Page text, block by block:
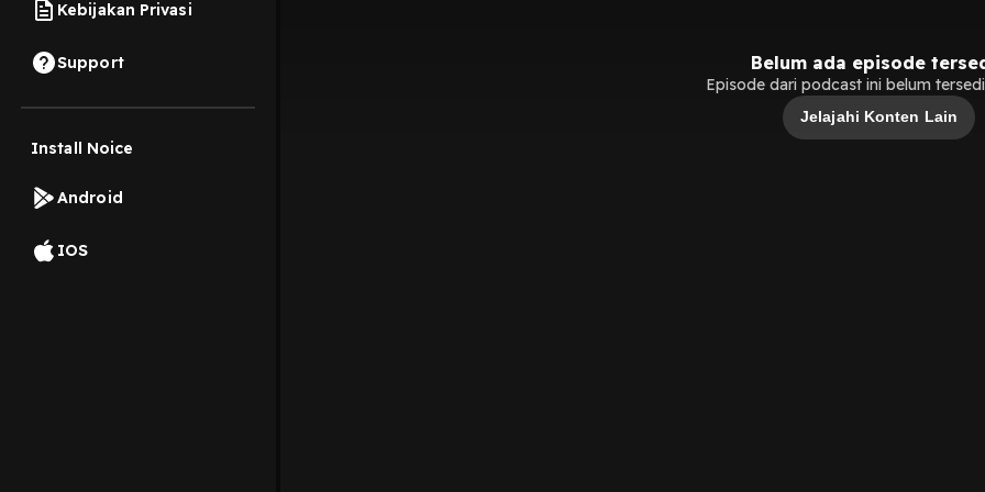
Kebijakan Privasi
Support
Install Noice
Android
IOS
Belum ada episode
Episode dari podcast ini belum
Jelajahi Konten Lain